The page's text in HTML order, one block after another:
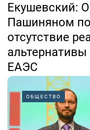
Екушевский:
Пашиняном
отсутствие
ЕАЭС
Анализ недавних
министра Армении
ОБЩЕСТВО